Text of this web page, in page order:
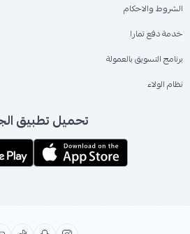
الشروط والاحكام
خدمة دفع تمارا
برنامج التسويق بالعمولة
نظام الولاء
تحميل تطبيق